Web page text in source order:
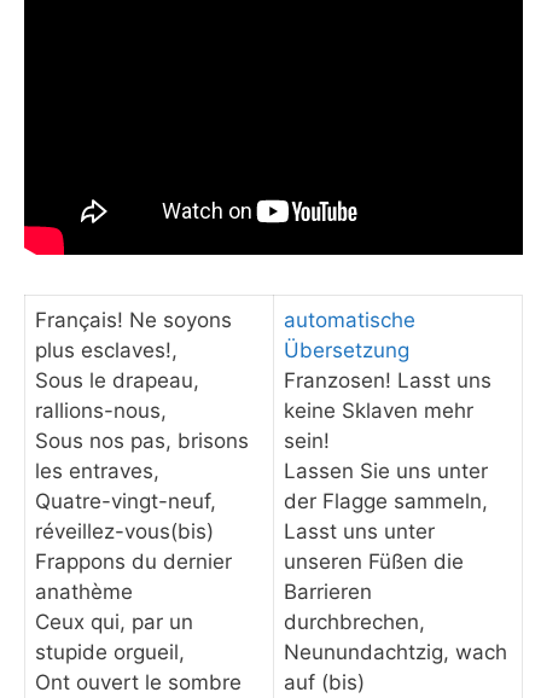
Français! Ne soyons
plus esclaves!,
Sous le drapeau,
rallions-nous,
Sous nos pas, brisons
les entraves,
Quatre-vingt-neuf,
réveillez-vous(bis)
Frappons du dernier
anathème
Ceux qui, par un
stupide orgueil,
Ont ouvert le sombre
automatische
Übersetzung
Franzosen! Lasst uns
keine Sklaven mehr
sein!
Lassen Sie uns unter
der Flagge sammeln,
Lasst uns unter
unseren Füßen die
Barrieren
durchbrechen,
Neunundachtzig, wach
auf (bis)